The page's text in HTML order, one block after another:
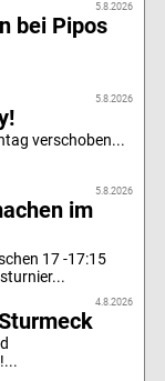
5.8.2026
bei Pipos
5.8.2026
verschoben...
5.8.2026
im
17 -17:15
4.8.2026